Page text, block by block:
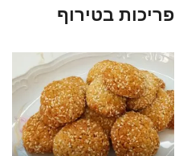
פריכות בטירוף